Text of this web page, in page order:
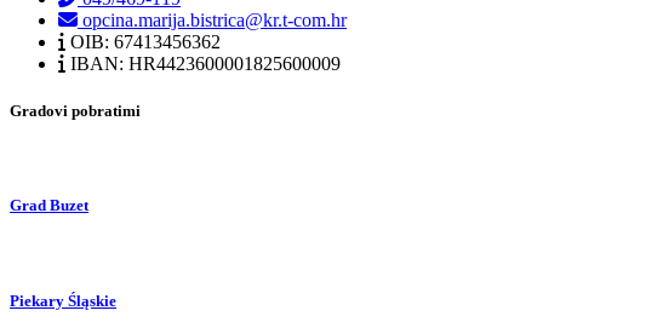
opcina.marija.bistrica@kr.t-com.hr
OIB: 67413456362
IBAN: HR4423600001825600009
Gradovi pobratimi
Grad Buzet
Piekary Śląskie